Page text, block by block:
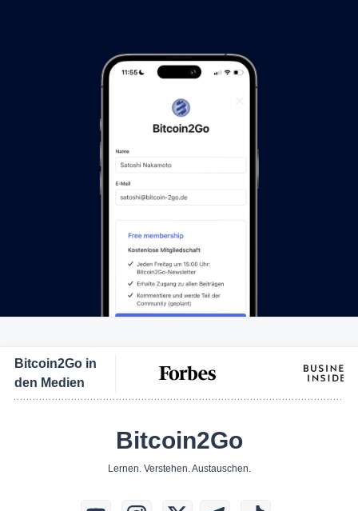
Bitcoin2Go in
den Medien
Bitcoin2Go
Lernen. Verstehen. Austauschen.